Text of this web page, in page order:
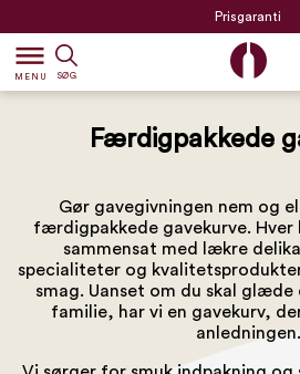
Prisgaranti
dehaze
MENU SØG
Færdigpakkede
Gør gavegivningen nem og
færdigpakkede gavekurve. Hver
sammensat med lækre
specialiteter og
smag. Uanset om du skal glæde
familie, har vi en gavekurv,
anledningen.